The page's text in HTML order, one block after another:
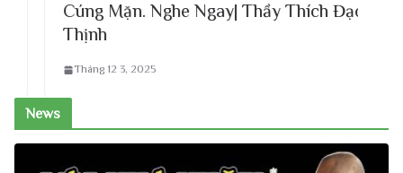
Cúng Mặn. Nghe Ngay| Thầy Thích Đạo
Thịnh
Tháng 12 3, 2025
News